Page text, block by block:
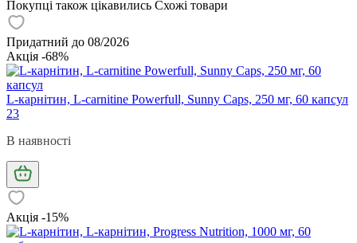
Покупці також цікавились Схожі товари
Придатний до 08/2026
Акція -68%
L-карнітин, L-carnitine Powerfull, Sunny Caps, 250 мг, 60 капсул
23
В наявності
Акція -15%